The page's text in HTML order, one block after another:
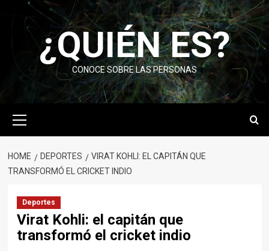
¿QUIÉN ES?
CONOCE SOBRE LAS PERSONAS
Menu
HOME DEPORTES
VIRAT KOHLI: EL CAPITÁN QUE
TRANSFORMÓ EL CRICKET INDIO
Deportes
Virat Kohli: el capitán que
transformó el cricket indio